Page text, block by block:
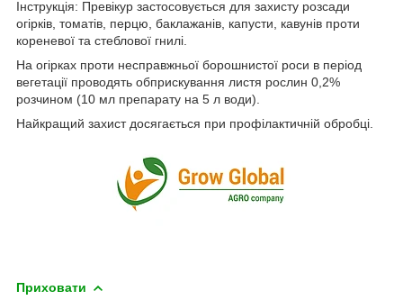
Інструкція: Превікур застосовується для захисту розсади
огірків, томатів, перцю, баклажанів, капусти, кавунів проти
кореневої та стеблової гнилі.
На огірках проти несправжньої борошнистої роси в період
вегетації проводять обприскування листя рослин 0,2%
розчином (10 мл препарату на 5 л води).
Найкращий захист досягається при профілактичній обробці.
Приховати